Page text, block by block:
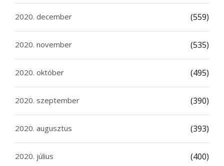
2020. december (559)
2020. november (535)
2020. október (495)
2020. szeptember (390)
2020. augusztus (393)
2020. július (400)